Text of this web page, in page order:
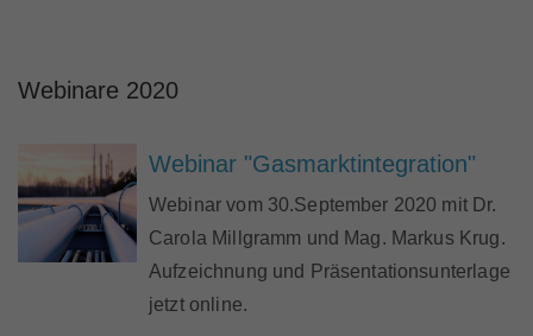
Webinare 2020
Webinar "Gasmarktintegration"
Webinar vom 30.September 2020 mit Dr.
Carola Millgramm und Mag. Markus Krug.
Aufzeichnung und Präsentationsunterlage
jetzt online.